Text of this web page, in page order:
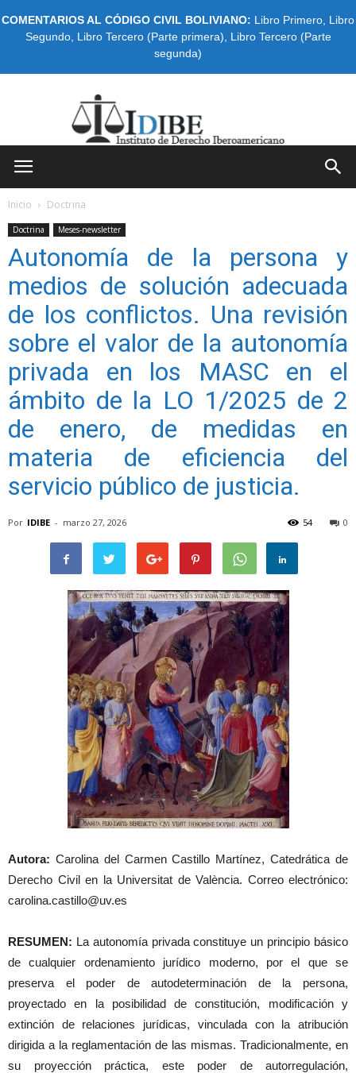
COMENTARIOS AL CÓDIGO CIVIL BOLIVIANO: Libro Primero Libro
Segundo, Libro Tercero (Parte primera)
Libro Tercero (Parte
segunda)
Inicio Doctrina
Doctrina Meses-newsletter
Autonomía de la persona y
medios de solución adecuada
de los conflictos. Una revisión
sobre el valor de la autonomía
privada en los MASC en el
ámbito de la LO 1/2025 de 2
de enero, de medidas en
materia de eficiencia del
servicio público de justicia.
Por IDIBE - marzo 27, 2026 0
54
Autora: Carolina del Carmen Castillo Martínez, Catedrática de
Derecho Civil en la Universitat de València. Correo electrónico:
carolina.castillo@uv.es
RESUMEN: La autonomía privada constituye un principio básico
de cualquier ordenamiento jurídico moderno, por el que se
preserva el poder de autodeterminación de la persona,
proyectado en la posibilidad de constitución, modificación y
extinción de relaciones jurídicas, vinculada con la atribución
dirigida a la reglamentación de las mismas. Tradicionalmente, en
su proyección práctica, este poder de autorregulación,